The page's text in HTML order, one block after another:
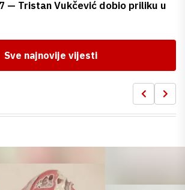
— Tristan Vukčević dobio priliku u
Sve najnovije vijesti